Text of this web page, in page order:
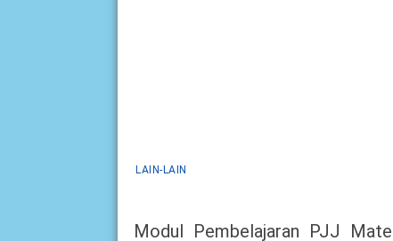
LAIN-LAIN
Modul Pembelajaran PJJ